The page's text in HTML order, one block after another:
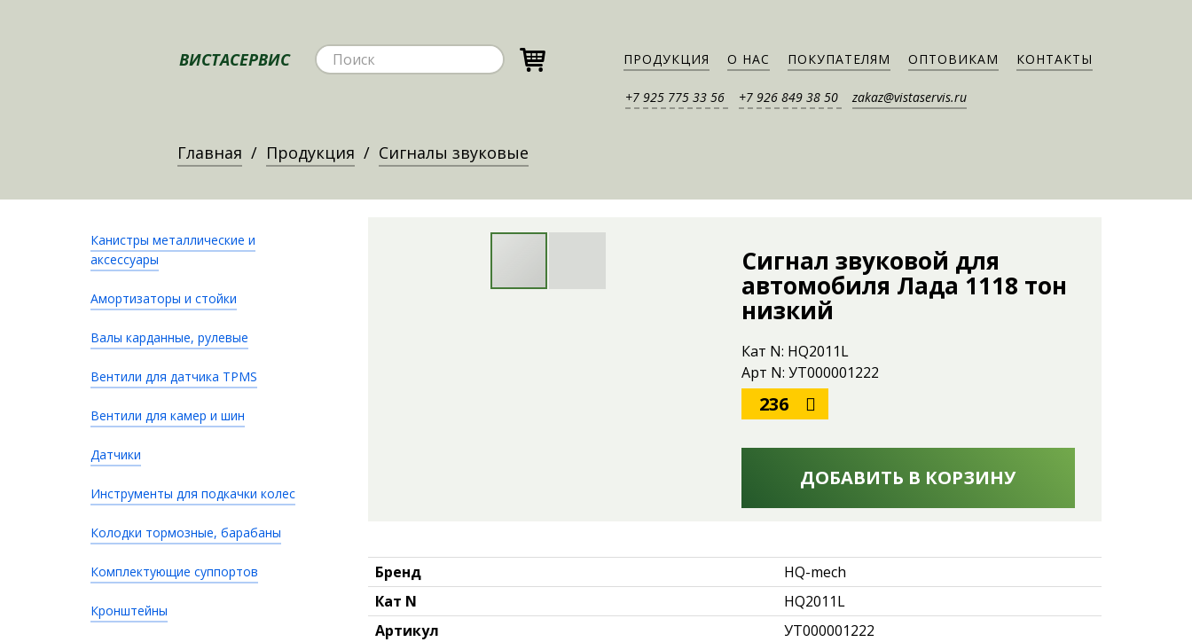
ВИСТАСЕРВИС ПРОДУКЦИЯ О НАС ПОКУПАТЕЛЯМ ОПТОВИКАМ КОНТАКТЫ
+7 925 775 33 56 +7 926 849 38 50 zakaz@vistaservis.ru
Главная Продукция Сигналы звуковые
Канистры металлические и
аксессуары
Амортизаторы и стойки
Валы карданные, рулевые
Вентили для датчика TPMS
Вентили для камер и шин
Датчики
Инструменты для подкачки колес
Колодки тормозные, барабаны
Комплектующие суппортов
Кронштейны
Сигнал звуковой для
автомобиля Лада 1118 тон
низкий
Кат N: HQ2011L
Арт N: УТ000001222
236
ДОБАВИТЬ В КОРЗИНУ
Бренд
HQ-mech
Кат N
HQ2011L
Артикул
УТ000001222